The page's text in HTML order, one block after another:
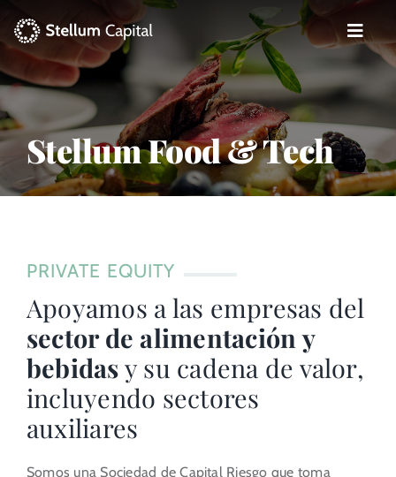
content
Toggle
La Gestora
Private Equity
Venture Capital
ESG
Actualidad
Contacto
Portal del Inversor
Stellum Food & Tech
PRIVATE EQUITY
Apoyamos a las empresas del
sector de alimentación y
bebidasy su cadena de valor,
incluyendo sectores
auxiliares
Somos una Sociedad de Capital Riesgo que toma